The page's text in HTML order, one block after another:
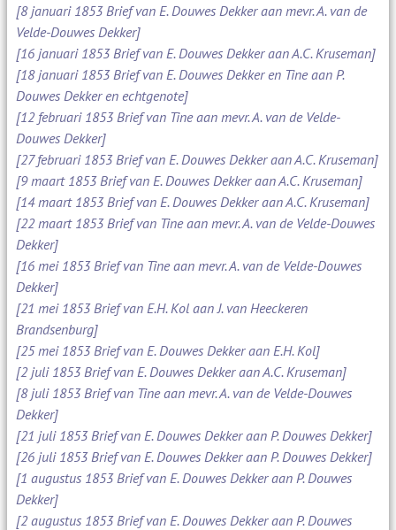
[8 januari 1853 Brief van E. Douwes Dekker aan mevr. A. van de
Velde-Douwes Dekker]
[16 januari 1853 Brief van E. Douwes Dekker aan A.C. Kruseman]
[18 januari 1853 Brief van E. Douwes Dekker en Tine aan P.
Douwes Dekker en echtgenote]
[12 februari 1853 Brief van Tine aan mevr. A. van de Velde-
Douwes Dekker]
[27 februari 1853 Brief van E. Douwes Dekker aan A.C. Kruseman]
[9 maart 1853 Brief van E. Douwes Dekker aan A.C. Kruseman]
[14 maart 1853 Brief van E. Douwes Dekker aan A.C. Kruseman]
[22 maart 1853 Brief van Tine aan mevr. A. van de Velde-Douwes
Dekker]
[16 mei 1853 Brief van Tine aan mevr. A. van de Velde-Douwes
Dekker]
[21 mei 1853 Brief van E.H. Kol aan J. van Heeckeren
Brandsenburg]
[25 mei 1853 Brief van E. Douwes Dekker aan E.H. Kol]
[2 juli 1853 Brief van E. Douwes Dekker aan A.C. Kruseman]
[8 juli 1853 Brief van Tine aan mevr. A. van de Velde-Douwes
Dekker]
[21 juli 1853 Brief van E. Douwes Dekker aan P. Douwes Dekker]
[26 juli 1853 Brief van E. Douwes Dekker aan P. Douwes Dekker]
[1 augustus 1853 Brief van E. Douwes Dekker aan P. Douwes
Dekker]
[2 augustus 1853 Brief van E. Douwes Dekker aan P. Douwes